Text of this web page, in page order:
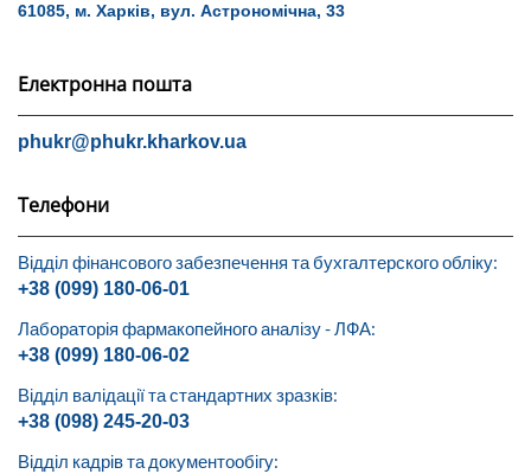
61085, м. Харків, вул. Астрономічна, 33
Електронна пошта
phukr@phukr.kharkov.ua
Телефони
Відділ фінансового забезпечення та бухгалтерского обліку:
+38 (099) 180-06-01
Лабораторія фармакопейного аналізу - ЛФА:
+38 (099) 180-06-02
Відділ валідації та стандартних зразків:
+38 (098) 245-20-03
Відділ кадрів та документообігу: